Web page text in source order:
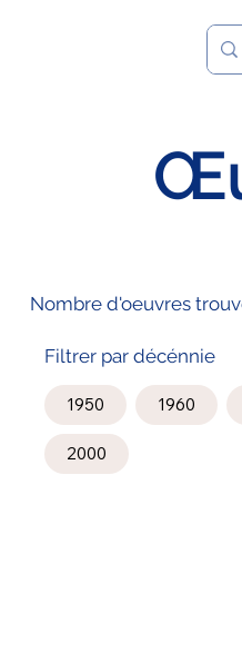
Filtrer par décénnie
1950 1960
2000
Nombre d'oeuvres